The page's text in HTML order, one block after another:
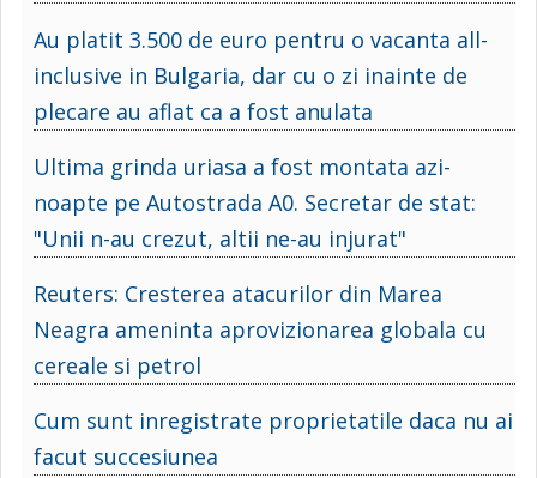
Au platit 3.500 de euro pentru o vacanta all-
inclusive in Bulgaria, dar cu o zi inainte de
plecare au aflat ca a fost anulata
Ultima grinda uriasa a fost montata azi-
noapte pe Autostrada A0. Secretar de stat:
"Unii n-au crezut, altii ne-au injurat"
Reuters: Cresterea atacurilor din Marea
Neagra ameninta aprovizionarea globala cu
cereale si petrol
Cum sunt inregistrate proprietatile daca nu ai
facut succesiunea